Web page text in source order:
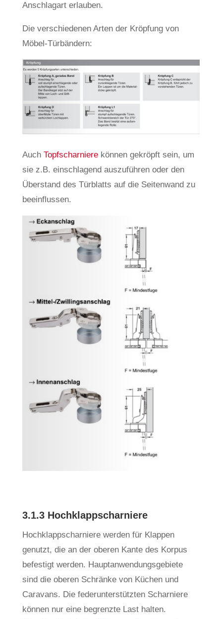
Anschlagart erlauben.
Die verschiedenen Arten der Kröpfung von
Möbel-Türbändern:
Auch Topfscharnierekönnen gekröpft sein, um
sie z.B. einschlagend auszuführen oder den
Überstand des Türblatts auf die Seitenwand zu
beeinflussen.
3.1.3 Hochklappscharniere
Hochklappscharniere werden für Klappen
genutzt, die an der oberen Kante des Korpus
befestigt werden. Hauptanwendungsgebiete
sind die oberen Schränke von Küchen und
Caravans. Die federunterstützten Scharniere
können nur eine begrenzte Last halten.